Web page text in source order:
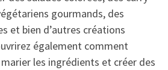
gourmands, des
et bien d’autres créations
également comment
les ingrédients et créer des